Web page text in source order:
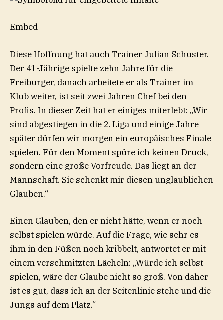
Embed
Diese Hoffnung hat auch Trainer Julian Schuster.
Der 41-Jährige spielte zehn Jahre für die
Freiburger, danach arbeitete er als Trainer im
Klub weiter, ist seit zwei Jahren Chef bei den
Profis. In dieser Zeit hat er einiges miterlebt: „Wir
sind abgestiegen in die 2. Liga und einige Jahre
später dürfen wir morgen ein europäisches Finale
spielen. Für den Moment spüre ich keinen Druck,
sondern eine große Vorfreude. Das liegt an der
Mannschaft. Sie schenkt mir diesen unglaublichen
Glauben.“
Einen Glauben, den er nicht hätte, wenn er noch
selbst spielen würde. Auf die Frage, wie sehr es
ihm in den Füßen noch kribbelt, antwortet er mit
einem verschmitzten Lächeln: „Würde ich selbst
spielen, wäre der Glaube nicht so groß. Von daher
ist es gut, dass ich an der Seitenlinie stehe und die
Jungs auf dem Platz.“